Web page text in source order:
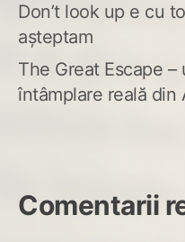
Don’t look up e cu
așteptam
The Great Escape
întâmplare reală din
Comentarii